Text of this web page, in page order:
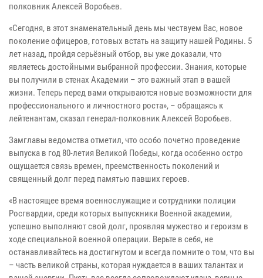
полковник Алексей Воробьев.
«Сегодня, в этот знаменательный день мы чествуем Вас, новое
поколение офицеров, готовых встать на защиту нашей Родины. 5
лет назад, пройдя серьёзный отбор, вы уже доказали, что
являетесь достойными выбранной профессии. Знания, которые
вы получили в стенах Академии – это важный этап в вашей
жизни. Теперь перед вами открываются новые возможности для
профессионального и личностного роста», – обращаясь к
лейтенантам, сказал генерал-полковник Алексей Воробьев.
Замглавы ведомства отметил, что особо почетно проведение
выпуска в год 80-летия Великой Победы, когда особенно остро
ощущается связь времен, преемственность поколений и
священный долг перед памятью павших героев.
«В настоящее время военнослужащие и сотрудники полиции
Росгвардии, среди которых выпускники Военной академии,
успешно выполняют свой долг, проявляя мужество и героизм в
ходе специальной военной операции. Верьте в себя, не
останавливайтесь на достигнутом и всегда помните о том, что вы
– часть великой страны, которая нуждается в ваших талантах и